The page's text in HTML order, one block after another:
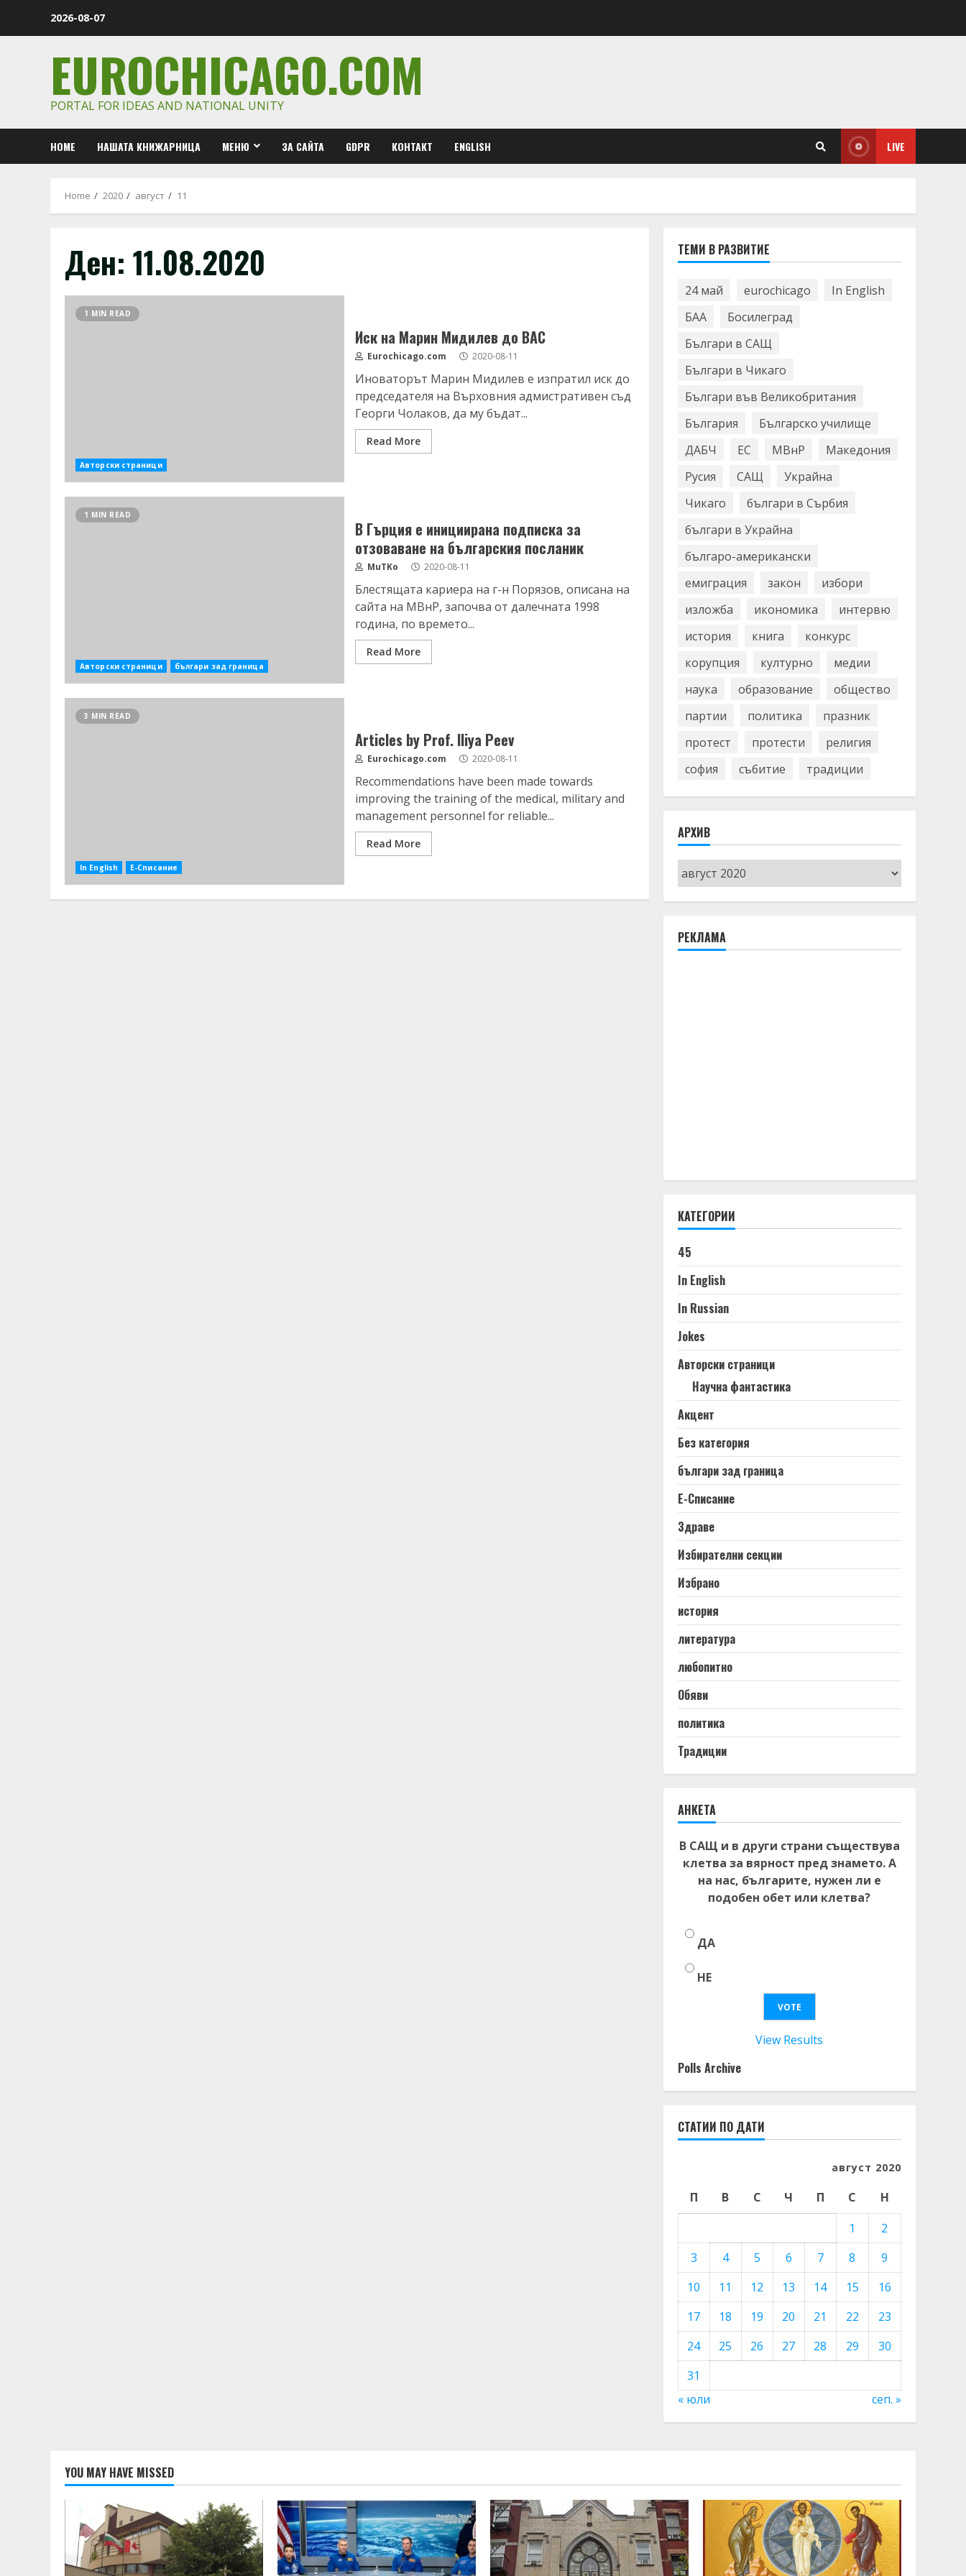
2026-08-07
EUROCHICAGO.COM
PORTAL FOR IDEAS AND NATIONAL UNITY
HOME НАШАТА КНИЖАРНИЦА МЕНЮ ЗА САЙТА GDPR КОНТАКТ ENGLISH LIVE
Home 2020 август 11
Ден: 11.08.2020
1 MIN READ
Авторски страници
Иск на Марин Мидилев до ВАС
Eurochicago.com 2020-08-11
Иноваторът Марин Мидилев е изпратил иск до
председателя на Върховния адмистративен съд
Георги Чолаков, да му бъдат...
Read More
1 MIN READ
Авторски страници българи зад граница
В Гърция е инициирана подписка за
отзоваване на българския посланик
MuTKo 2020-08-11
Блестящата кариера на г-н Порязов, описана на
сайта на МВнР, започва от далечната 1998
година, по времето...
Read More
3 MIN READ
In English Е-Списание
Articles by Prof. Iliya Peev
Eurochicago.com 2020-08-11
Recommendations have been made towards
improving the training of the medical, military and
management personnel for reliable...
Read More
ТЕМИ В РАЗВИТИЕ
24 май eurochicago
In English
БАА
Босилеград
Българи в САЩ
Българи в Чикаго
Българи във Великобритания
България
Българско училище
ДАБЧ
ЕС МВнР
Македония
Русия
САЩ
Украйна
Чикаго
българи в Сърбия
българи в Украйна
българо-американски
емиграция
закон
избори
изложба
икономика
интервю
история
книга
конкурс
корупция
културно
медии
наука
образование
общество
партии
политика
празник
протест
протести
религия
софия
събитие традиции
АРХИВ
Архив
РЕКЛАМА
КАТЕГОРИИ
45
In English
In Russian
Jokes
Авторски страници
Научна фантастика
Акцент
Без категория
българи зад граница
Е-Списание
Здраве
Избирателни секции
Избрано
история
литература
любопитно
Обяви
политика
Традиции
АНКЕТА
В САЩ и в други страни съществува
клетва за вярност пред знамето. А
на нас, българите, нужен ли е
подобен обет или клетва?
ДА
НЕ
View Results
Polls Archive
СТАТИИ ПО ДАТИ
август 2020
П В С Ч П С
Н
1
2
3
4 5 6 7 8
9
10
11 12 13 14 15
16
17
18 19 20 21 22
23
24
25 26 27 28 29
30
31
« юли
сеп. »
YOU MAY HAVE MISSED